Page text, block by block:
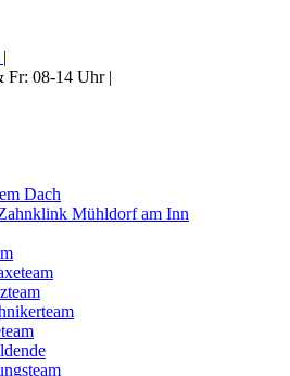
|
Fr: 08-14 Uhr |
Dach
Mühldorf am Inn